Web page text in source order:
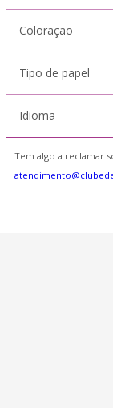
Coloração
Tipo de papel
Idioma
Tem algo a reclamar